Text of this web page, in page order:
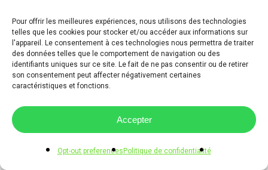
Pour offrir les meilleures expériences, nous utilisons des technologies
telles que les cookies pour stocker et/ou accéder aux informations sur
l'appareil. Le consentement à ces technologies nous permettra de traiter
des données telles que le comportement de navigation ou des
identifiants uniques sur ce site. Le fait de ne pas consentir ou de retirer
son consentement peut affecter négativement certaines
caractéristiques et fonctions.
Accepter
Opt-out preferences Politique de confidentialité
Mettez‍ à⁣ jour régulièrement
vos ‌logiciels :⁣ Pour ​éviter les ​
problèmes de compatibilité et
‌de sécurité, assurez-vous de
garder à jour ⁣votresystème
⁤d’exploitation, votre navigateur
et votre⁢ lecteur multimédia. ‍Les